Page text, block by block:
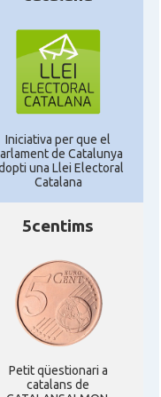
Iniciativa per que el
de Catalunya
una Llei Electoral
Catalana
5centims
Petit qüestionari a
catalans de